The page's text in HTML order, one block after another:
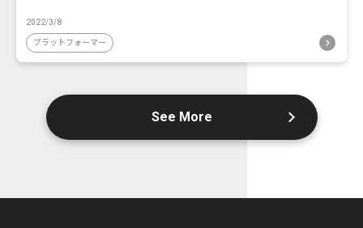
2022/3/8
プラットフォーマー
See More